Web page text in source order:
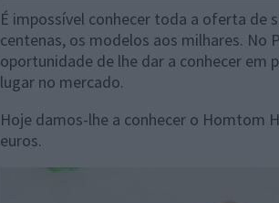
É impossível conhecer toda a oferta de
centenas, os modelos aos milhares. No
oportunidade de lhe dar a conhecer em
lugar no mercado.
Hoje damos-lhe a conhecer o Homtom
euros.